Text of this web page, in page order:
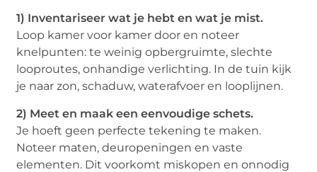
1) Inventariseer wat je hebt en wat je mist.
Loop kamer voor kamer door en noteer
knelpunten: te weinig opbergruimte, slechte
looproutes, onhandige verlichting. In de tuin kijk
je naar zon, schaduw, waterafvoer en looplijnen.
2) Meet en maak een eenvoudige schets.
Je hoeft geen perfecte tekening te maken.
Noteer maten, deuropeningen en vaste
elementen. Dit voorkomt miskopen en onnodig